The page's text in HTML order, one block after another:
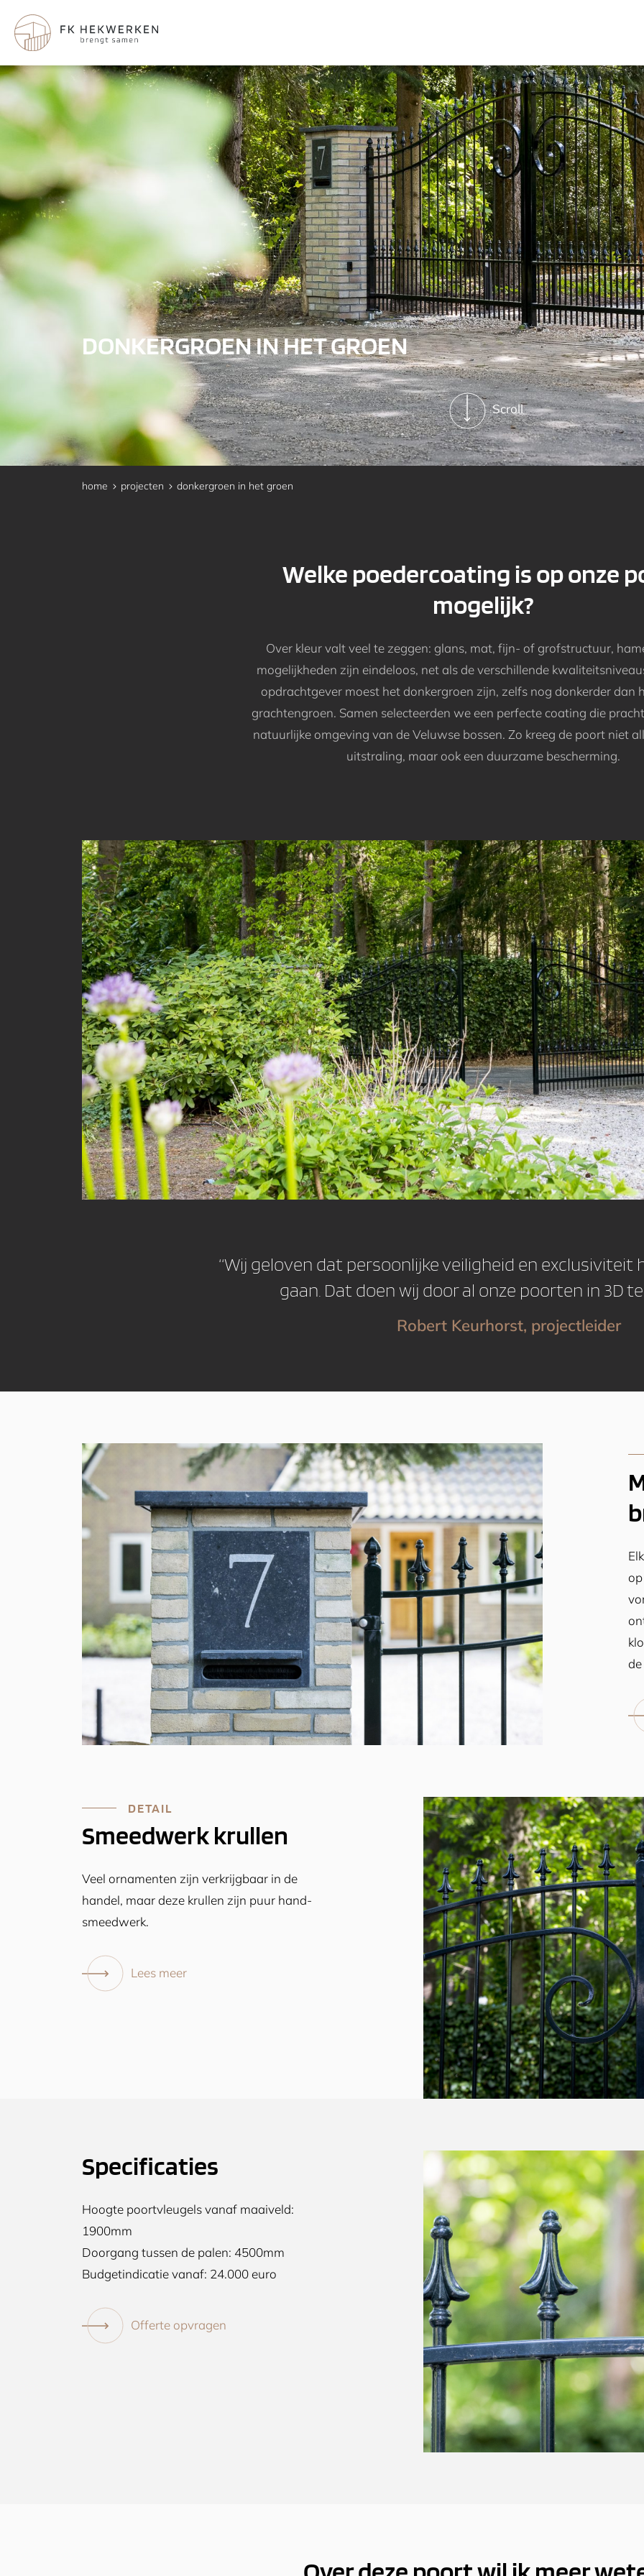
DONKERGROEN IN HET GROEN
Scroll
home projecten donkergroen in het groen
Welke poedercoating is op onze
mogelijk?
Over kleur valt veel te zeggen: glans, mat, fijn- of grofstructuur,
mogelijkheden zijn eindeloos, net als de verschillende
opdrachtgever moest het donkergroen zijn, zelfs nog donkerder dan
grachtengroen. Samen selecteerden we een perfecte coating die
natuurlijke omgeving van de Veluwse bossen. Zo kreeg de poort niet
uitstraling, maar ook een duurzame bescherming.
‘‘Wij geloven dat persoonlijke veiligheid en
gaan. Dat doen wij door al onze poorten in 3D te
Robert Keurhorst, projectleider
DETAIL
Smeedwerk krullen
Veel ornamenten zijn verkrijgbaar in de
handel, maar deze krullen zijn puur hand-
smeedwerk.
Lees meer
Specificaties
Hoogte poortvleugels vanaf maaiveld:
1900mm
Doorgang tussen de palen: 4500mm
Budgetindicatie vanaf: 24.000 euro
Offerte opvragen